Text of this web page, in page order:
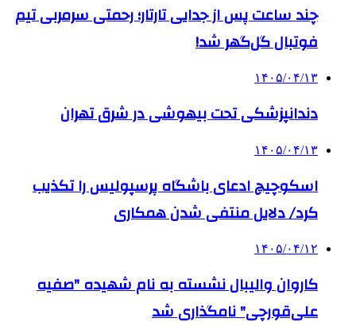
چند ساعت پس از جدایی تارتار؛ رحمتی سرمربی تیم
فوتبال گل‌گهر شد!
۱۴۰۵/۰۴/۱۳
دندانپزشکی تحت بیهوشی در شرق تهران
۱۴۰۵/۰۴/۱۳
اسکوچیچ ادعای باشگاه پرسپولیس را تکذیب
کرد/ دلایل منتفی شدن همکاری
۱۴۰۵/۰۴/۱۲
کاروان والیبال نشسته به نام شهیده "صفیه
علی‌قورچی" نامگذاری شد